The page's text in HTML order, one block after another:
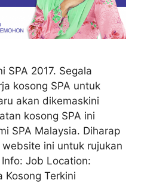
SPA 2017. Segala
kosong SPA untuk
akan dikemaskini
kosong SPA ini
SPA Malaysia. Diharap
ini untuk rujukan
Job Location:
Kosong Terkini